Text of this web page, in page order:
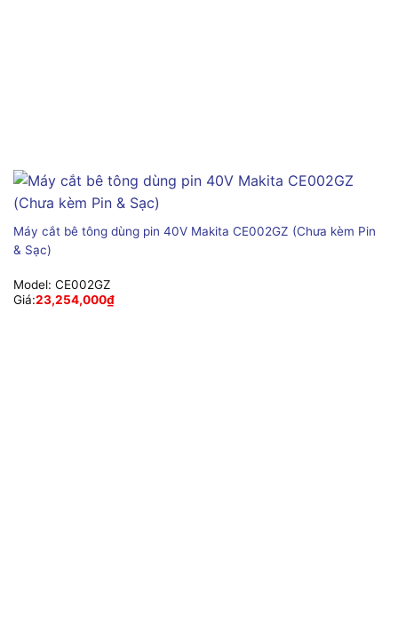
Máy cắt bê tông dùng pin 40V Makita CE002GZ (Chưa kèm Pin
& Sạc)
Model: CE002GZ
Giá:23,254,000₫